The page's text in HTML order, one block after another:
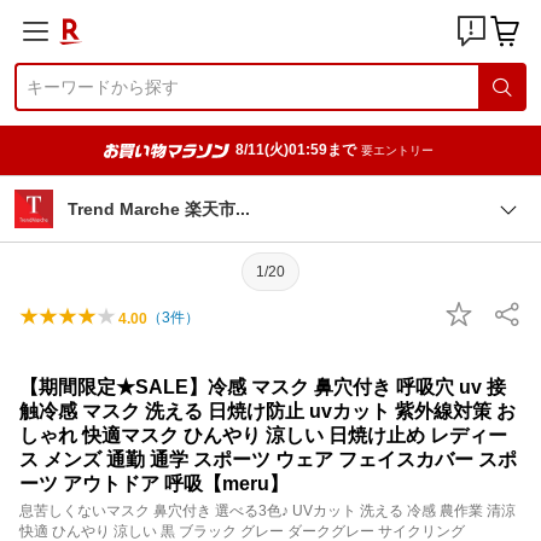
8/11(火)01:59まで 要エントリー
Trend Marche 楽天市
1/20
4.00 （3件）
【期間限定★SALE】冷感 マスク 鼻穴付き 呼吸穴 uv 接
触冷感 マスク 洗える 日焼け防止 uvカット 紫外線対策 お
しゃれ 快適マスク ひんやり 涼しい 日焼け止め レディー
ス メンズ 通勤 通学 スポーツ ウェア フェイスカバー スポ
ーツ アウトドア 呼吸【meru】
息苦しくないマスク 鼻穴付き 選べる3色♪ UVカット 洗える 冷感 農作業 清涼
快適 ひんやり 涼しい 黒 ブラック グレー ダークグレー サイクリング